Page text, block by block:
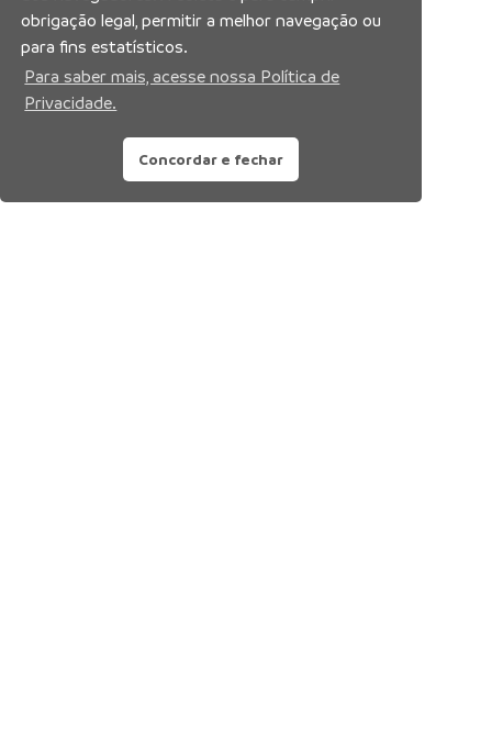
obrigação legal, permitir a melhor navegação ou
para fins estatísticos.
Para saber mais, acesse nossa Política de
Privacidade.
Concordar e fechar